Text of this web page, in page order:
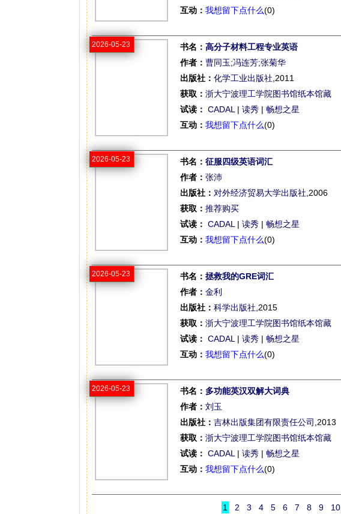
互动： 我想留下点什么(0)
2026-05-23 书名： 高分子材料工程专业英语
作者： 曹同玉;冯连芳;张菊华
出版社： 化学工业出版社 ,2011
获取： 浙大宁波理工学院图书馆纸本馆藏
试读： CADAL | 读秀 | 畅想之星
互动： 我想留下点什么(0)
2026-05-23 书名： 征服四级英语词汇
作者： 张沛
出版社： 对外经济贸易大学出版社 ,2006
获取： 推荐购买
试读： CADAL | 读秀 | 畅想之星
互动： 我想留下点什么(0)
2026-05-23 书名： 拯救我的GRE词汇
作者： 金利
出版社： 科学出版社 ,2015
获取： 浙大宁波理工学院图书馆纸本馆藏
试读： CADAL | 读秀 | 畅想之星
互动： 我想留下点什么(0)
2026-05-23 书名： 多功能英汉双解大词典
作者： 刘玉
出版社： 吉林出版集团有限责任公司 ,2013
获取： 浙大宁波理工学院图书馆纸本馆藏
试读： CADAL | 读秀 | 畅想之星
互动： 我想留下点什么(0)
1 2 3 4 5 6 7 8 9 10